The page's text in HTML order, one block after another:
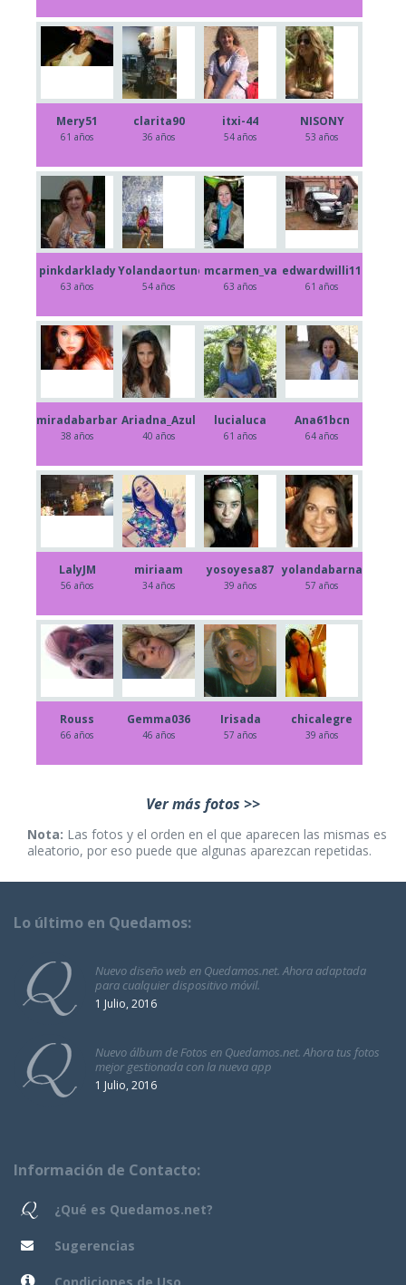
Mery51
61 años
clarita90
36 años
itxi-44
54 años
NISONY
53 años
pinkdarklady
63 años
Yolandaortuno
54 años
mcarmen_va
63 años
edwardwilli11
61 años
miradabarbara
38 años
Ariadna_Azul
40 años
lucialuca
61 años
Ana61bcn
64 años
LalyJM
56 años
miriaam
34 años
yosoyesa87
39 años
yolandabarna
57 años
Rouss
66 años
Gemma036
46 años
Irisada
57 años
chicalegre
39 años
Ver más fotos >>
Nota: Las fotos y el orden en el que aparecen las mismas es
aleatorio, por eso puede que algunas aparezcan repetidas.
Lo último en Quedamos:
Nuevo diseño web en Quedamos.net. Ahora adaptada
para cualquier dispositivo móvil.
1 Julio, 2016
Nuevo álbum de Fotos en Quedamos.net. Ahora tus fotos
mejor gestionada con la nueva app
1 Julio, 2016
Información de Contacto:
¿Qué es Quedamos.net?
Sugerencias